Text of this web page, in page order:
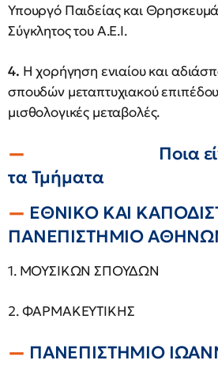
Υπουργό Παιδείας και
Σύγκλητος του Α.Ε.Ι.
4. Η χορήγηση ενιαίου και
σπουδών μεταπτυχιακού
μισθολογικές μεταβολές.
Ποια είναι
τα Τμήματα
ΕΘΝΙΚΟ ΚΑΙ
ΠΑΝΕΠΙΣΤΗΜΙΟ
1. ΜΟΥΣΙΚΩΝ ΣΠΟΥΔΩΝ
2. ΦΑΡΜΑΚΕΥΤΙΚΗΣ
ΠΑΝΕΠΙΣΤΗΜΙΟ